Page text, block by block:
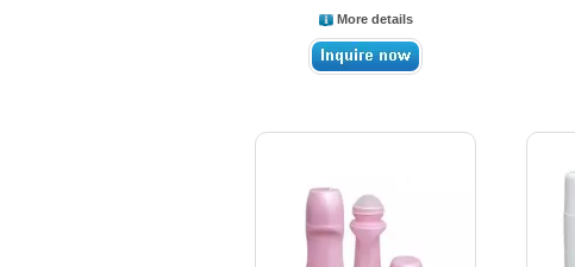
More details